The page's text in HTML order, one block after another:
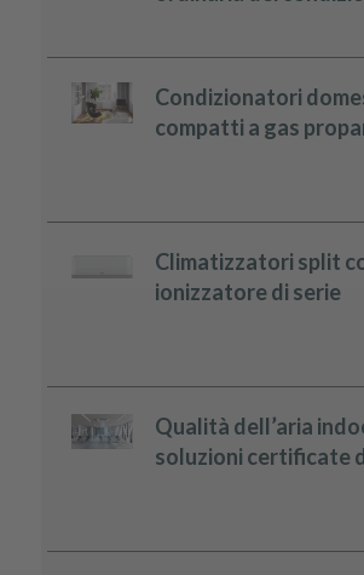
Condizionatori
compatti a gas
Climatizzatori split
ionizzatore di serie
Qualità dell’aria
soluzioni certificate